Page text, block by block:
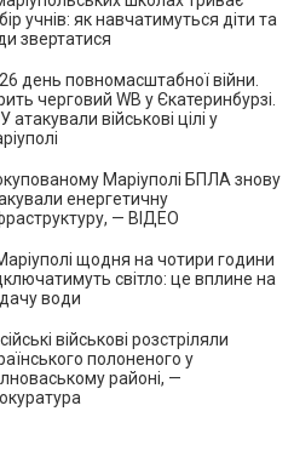
учнів: як навчатимуться діти та
звертатися
день повномасштабної війни.
черговий WB у Єкатеринбурзі.
атакували військові цілі у
Маріуполі БПЛА знову
енергетичну
— ВІДЕО
щодня на чотири години
світло: це вплине на
води
військові розстріляли
полоненого у
районі, —